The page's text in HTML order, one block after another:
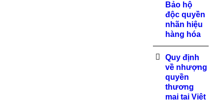
Bảo hộ
độc quyền
nhãn hiệu
hàng hóa
Quy định
về nhượng
quyền
thương
mại tại Việt